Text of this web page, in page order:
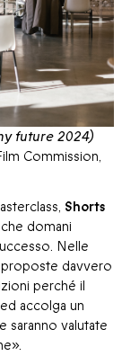
future 2024)
Commission,
Shorts
domani
Nelle
davvero
perché il
ed accolga un
saranno valutate